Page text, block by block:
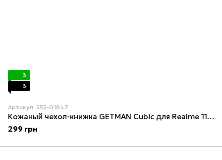
3
3
Артикул: 555-01647
Кожаный чехол-книжка GETMAN Cubic для Realme 11 4G Черный
299 грн